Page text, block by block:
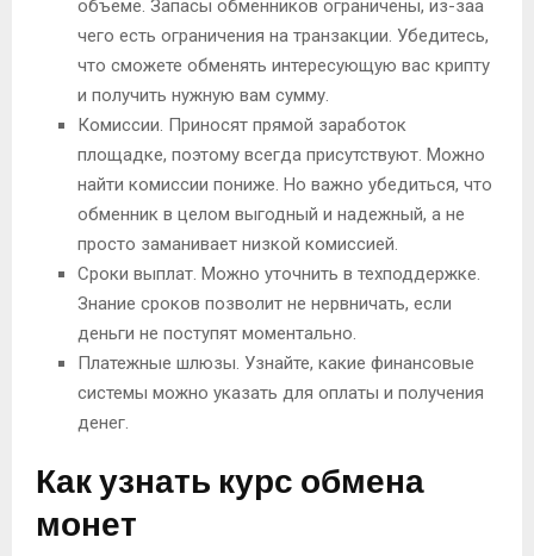
объеме. Запасы обменников ограничены, из-заа
чего есть ограничения на транзакции. Убедитесь,
что сможете обменять интересующую вас крипту
и получить нужную вам сумму.
Комиссии. Приносят прямой заработок
площадке, поэтому всегда присутствуют. Можно
найти комиссии пониже. Но важно убедиться, что
обменник в целом выгодный и надежный, а не
просто заманивает низкой комиссией.
Сроки выплат. Можно уточнить в техподдержке.
Знание сроков позволит не нервничать, если
деньги не поступят моментально.
Платежные шлюзы. Узнайте, какие финансовые
системы можно указать для оплаты и получения
денег.
Как узнать курс обмена
монет